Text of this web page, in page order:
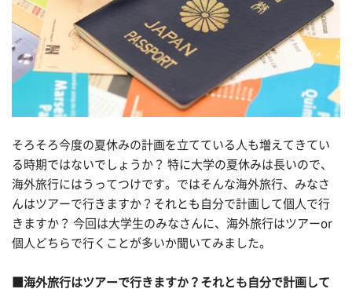
そろそろ今度の夏休みの計画を立てている人も増えてきてい
る時期ではないでしょうか？ 特に大学の夏休みは長いので、
海外旅行にはうってつけです。ではそんな海外旅行、みなさ
んはツアーで行きますか？それとも自分で計画して個人で行
きますか？ 今回は大学生のみなさんに、海外旅行はツアーor
個人どちらで行くことが多いか聞いてみました。
■海外旅行はツアーで行きますか？それとも自分で計画して